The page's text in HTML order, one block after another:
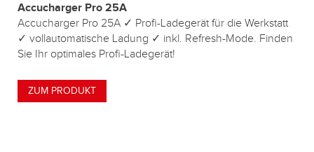
Accucharger Pro 25A
Accucharger Pro 25A ✓ Profi-Ladegerät für die Werkstatt
✓ vollautomatische Ladung ✓ inkl. Refresh-Mode. Finden
Sie Ihr optimales Profi-Ladegerät!
ZUM PRODUKT